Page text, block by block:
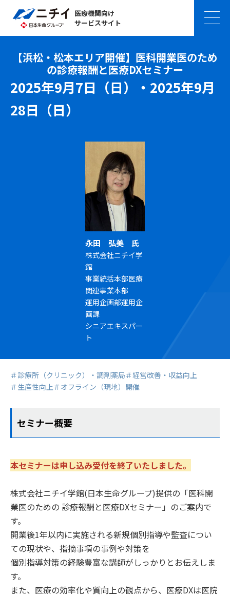
医療機関向け
サービスサイト
【浜松・松本エリア開催】医科開業医のため
の診療報酬と医療DXセミナー
2025年9月7日（日）・2025年9月
28日（日）
永田 弘美 氏
株式会社ニチイ学
館
事業統括本部医療
関連事業本部
運用企画部運用企
画課
シニアエキスパー
ト
＃診療所（クリニック）・調剤薬局＃経営改善・収益向上
＃生産性向上＃オフライン（現地）開催
セミナー概要
本セミナーは申し込み受付を終了いたしました。
株式会社ニチイ学館(日本生命グループ)提供の「医科開
業医のための 診療報酬と医療DXセミナー」のご案内で
す。
開業後1年以内に実施される新規個別指導や監査につい
ての現状や、指摘事項の事例や対策を
個別指導対策の経験豊富な講師がしっかりとお伝えしま
す。
また、医療の効率化や質向上の観点から、医療DXは医院